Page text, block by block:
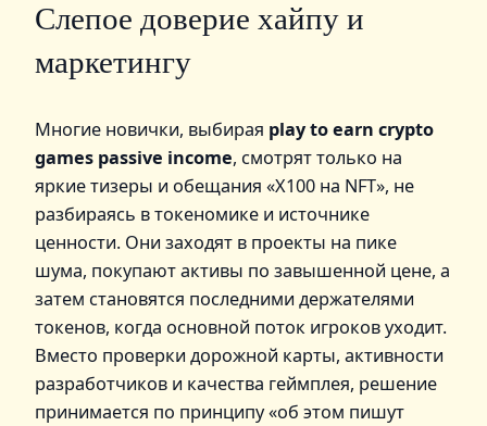
Слепое доверие хайпу и
маркетингу
Многие новички, выбирая play to earn crypto
games passive income, смотрят только на
яркие тизеры и обещания «X100 на NFT», не
разбираясь в токеномике и источнике
ценности. Они заходят в проекты на пике
шума, покупают активы по завышенной цене, а
затем становятся последними держателями
токенов, когда основной поток игроков уходит.
Вместо проверки дорожной карты, активности
разработчиков и качества геймплея, решение
принимается по принципу «об этом пишут